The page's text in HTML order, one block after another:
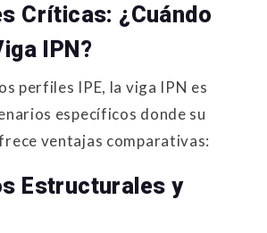
Críticas: ¿Cuándo
IPN?
perfiles IPE, la viga IPN es
específicos donde su
ventajas comparativas:
Estructurales y